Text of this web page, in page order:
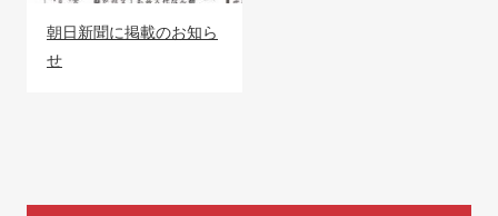
朝日新聞に掲載のお知ら
せ